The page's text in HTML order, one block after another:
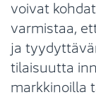
voivat
varmistaa,
ja
tilaisuutta
markkinoilla